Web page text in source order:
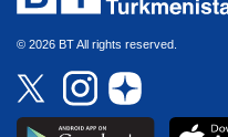
© 2026 BT All rights reserved.